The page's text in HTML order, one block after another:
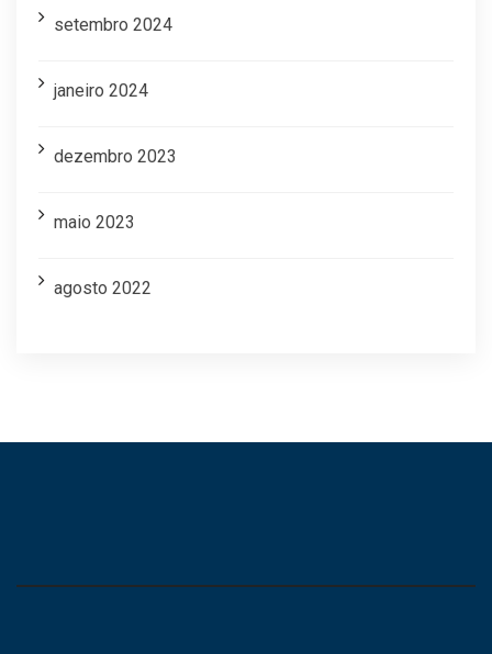
setembro 2024
janeiro 2024
dezembro 2023
maio 2023
agosto 2022